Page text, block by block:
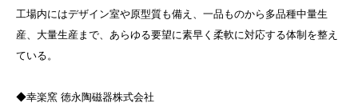
工場内にはデザイン室や原型質も備え、一品ものから多品種中量生
産、大量生産まで、あらゆる要望に素早く柔軟に対応する体制を整え
ている。
◆幸楽窯 徳永陶磁器株式会社